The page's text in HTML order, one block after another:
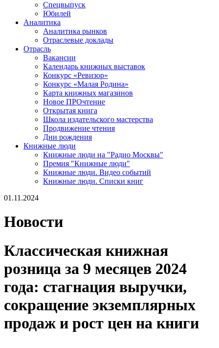
Спецвыпуск
Юбилей
Аналитика
Аналитика рынков
Отраслевые доклады
Отрасль
Вакансии
Календарь книжных выставок
Конкурс «Ревизор»
Конкурс «Малая Родина»
Карта книжных магазинов
Новое ПРОчтение
Открытая книга
Школа издательского мастерства
Продвижение чтения
Дни рождения
Книжные люди
Книжные люди на "Радио Москвы"
Премия "Книжные люди"
Книжные люди. Видео событий
Книжные люди. Списки книг
01.11.2024
Новости
Классическая книжная
розница за 9 месяцев 2024
года: стагнация выручки,
сокращение экземплярных
продаж и рост цен на книги